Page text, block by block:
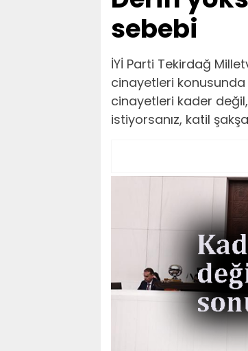
sebebi
İYİ Parti Tekirdağ
cinayetleri konusunda
cinayetleri kader
istiyorsanız, katil